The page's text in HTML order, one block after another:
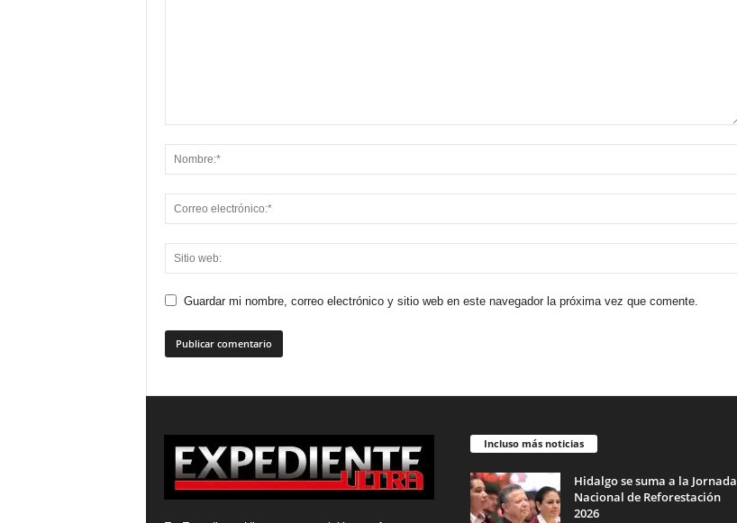
Guardar mi nombre, correo electrónico y sitio web en este navegador la próxima vez que comente.
Incluso más noticias
Hidalgo se suma a la Jornada
Nacional de Reforestación
2026